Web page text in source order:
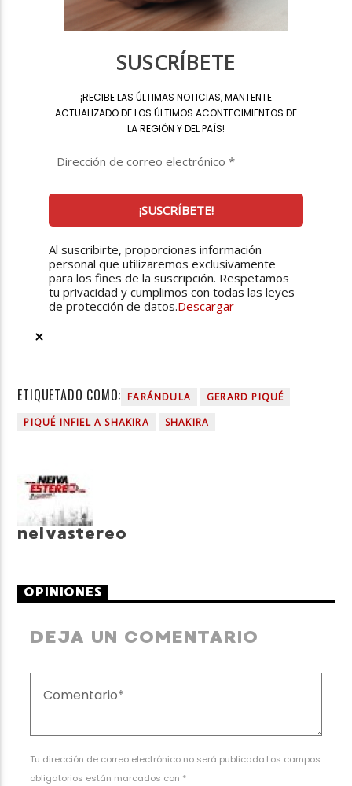
SUSCRÍBETE
¡RECIBE LAS ÚLTIMAS NOTICIAS, MANTENTE
ACTUALIZADO DE LOS ÚLTIMOS ACONTECIMIENTOS DE
LA REGIÓN Y DEL PAÍS!
Al suscribirte, proporcionas información
personal que utilizaremos exclusivamente
para los fines de la suscripción. Respetamos
tu privacidad y cumplimos con todas las leyes
de protección de datos.Descargar
ETIQUETADO COMO: FARÁNDULA
GERARD PIQUÉ
PIQUÉ INFIEL A SHAKIRA
SHAKIRA
neivastereo
OPINIONES
DEJA UN COMENTARIO
Tu dirección de correo electrónico no será publicada.Los campos
obligatorios están marcados con *